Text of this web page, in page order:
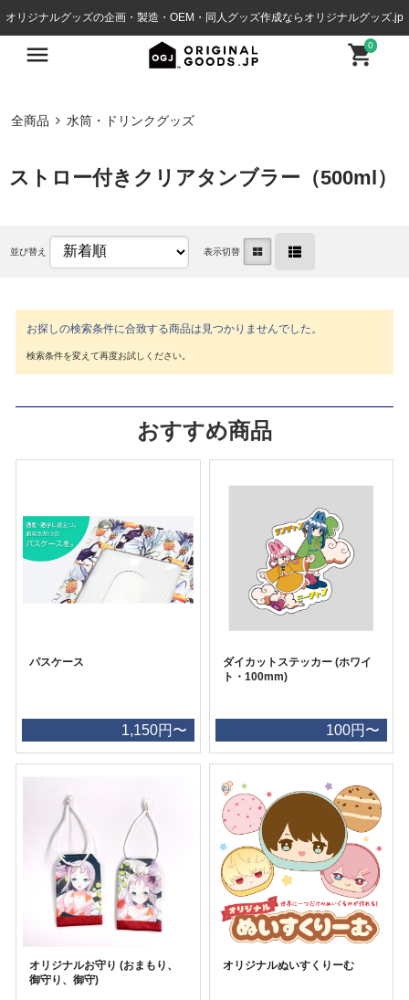
オリジナルグッズの企画・製造・OEM・同人グッズ作成ならオリジナルグッズ.jp
0
全商品 水筒・ドリンクグッズ
ストロー付きクリアタンブラー（500ml）
並び替え 表示切替
お探しの検索条件に合致する商品は見つかりませんでした。
おすすめ商品
パスケース
1,150円〜
ダイカットステッカー (ホワイ
ト・100mm)
100円〜
オリジナルお守り (おまもり、
御守り、御守)
オリジナルぬいすくりーむ